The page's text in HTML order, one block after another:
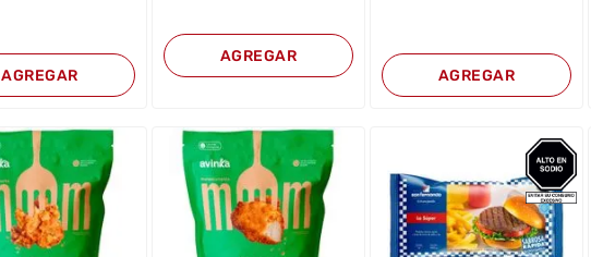
AGREGAR
AGREGAR
AGREGAR